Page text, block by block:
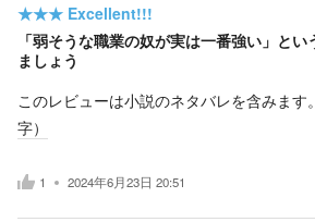
★★★ Excellent!!!
「弱そうな職業の奴が実は一番強い」と
ましょう
このレビューは小説のネタバレを含みます。
字）
1 2024年6月23日 20:51